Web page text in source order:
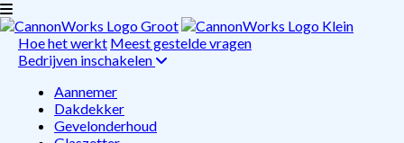
Hoe het werkt Meest gestelde vragen
Bedrijven inschakelen
Aannemer
Dakdekker
Gevelonderhoud